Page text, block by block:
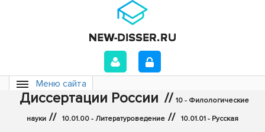
Меню сайта
Диссертации России // 10 - Филологические
науки // 10.01.00 - Литературоведение // 10.01.01 - Русская